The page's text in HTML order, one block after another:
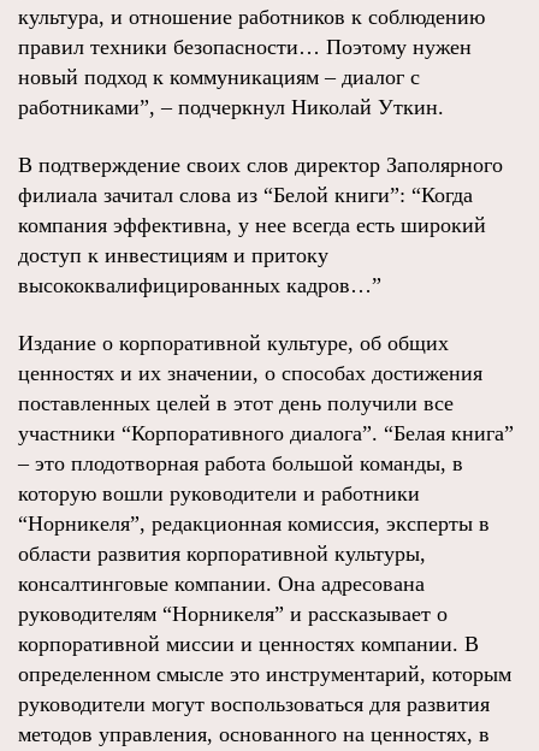
культура, и отношение работников к соблюдению
правил техники безопасности… Поэтому нужен
новый подход к коммуникациям – диалог с
работниками”, – подчеркнул Николай Уткин.
В подтверждение своих слов директор Заполярного
филиала зачитал слова из “Белой книги”: “Когда
компания эффективна, у нее всегда есть широкий
доступ к инвестициям и притоку
высококвалифицированных кадров…”
Издание о корпоративной культуре, об общих
ценностях и их значении, о способах достижения
поставленных целей в этот день получили все
участники “Корпоративного диалога”. “Белая книга”
– это плодотворная работа большой команды, в
которую вошли руководители и работники
“Норникеля”, редакционная комиссия, эксперты в
области развития корпоративной культуры,
консалтинговые компании. Она адресована
руководителям “Норникеля” и рассказывает о
корпоративной миссии и ценностях компании. В
определенном смысле это инструментарий, которым
руководители могут воспользоваться для развития
методов управления, основанного на ценностях, в